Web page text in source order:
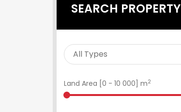
SEARCH PROPERTY
Land Area [ 0 - 10 000 ] m2